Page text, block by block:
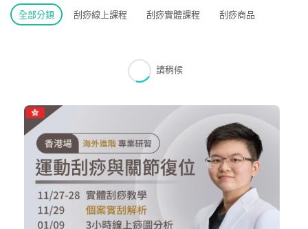
全部分類 刮痧線上課程 刮痧實體課程 刮痧商品
請稍候